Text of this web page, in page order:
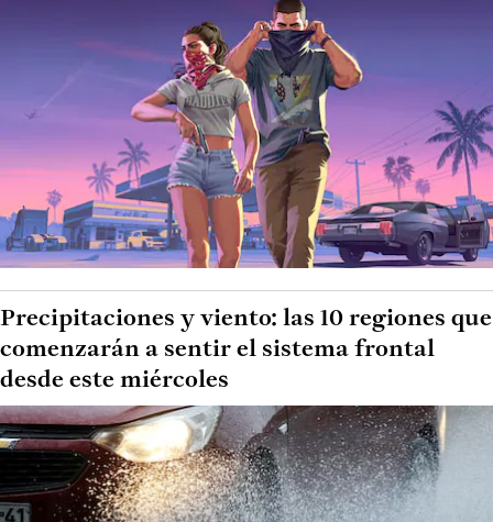
Precipitaciones y viento: las 10 regiones que
comenzarán a sentir el sistema frontal
desde este miércoles